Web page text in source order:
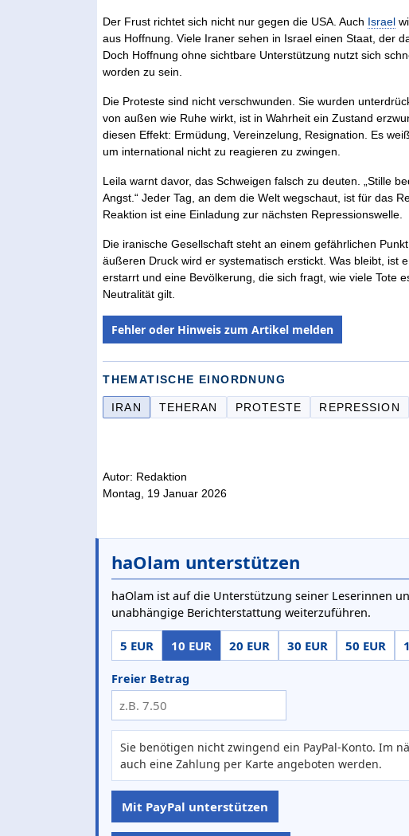
Der Frust richtet sich nicht nur gegen die USA. Auch Israel
aus Hoffnung. Viele Iraner sehen in Israel einen Staat, der
Doch Hoffnung ohne sichtbare Unterstützung nutzt sich
worden zu sein.
Die Proteste sind nicht verschwunden. Sie wurden
von außen wie Ruhe wirkt, ist in Wahrheit ein Zustand
diesen Effekt: Ermüdung, Vereinzelung, Resignation. Es
um international nicht zu reagieren zu zwingen.
Leila warnt davor, das Schweigen falsch zu deuten. „Stille
Angst.“ Jeder Tag, an dem die Welt wegschaut, ist für das
Reaktion ist eine Einladung zur nächsten Repressionswelle.
Die iranische Gesellschaft steht an einem gefährlichen
äußeren Druck wird er systematisch erstickt. Was bleibt, ist
erstarrt und eine Bevölkerung, die sich fragt, wie viele Tote
Neutralität gilt.
Fehler oder Hinweis zum Artikel melden
THEMATISCHE EINORDNUNG
IRAN TEHERAN PROTESTE REPRESSION
Autor: Redaktion
Montag, 19 Januar 2026
haOlam unterstützen
haOlam ist auf die Unterstützung seiner Leserinnen
unabhängige Berichterstattung weiterzuführen.
5 EUR 10 EUR 20 EUR 30 EUR 50 EUR
Freier Betrag
Sie benötigen nicht zwingend ein PayPal-Konto. Im
auch eine Zahlung per Karte angeboten werden.
Mit PayPal unterstützen